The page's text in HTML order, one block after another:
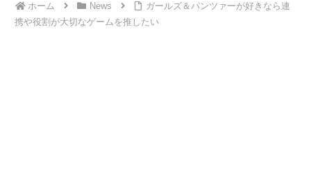
ホーム News
ガールズ＆パンツァーが好きなら連
携や役割が大切なゲームを推したい